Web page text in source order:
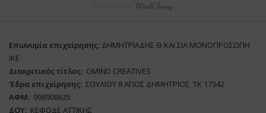
Επωνυμία επιχείρησης: ΔΗΜΗΤΡΙΑΔΗΣ Θ ΚΑΙ ΣΙΑ ΜΟΝΟΠΡΟΣΩΠΗ
ΙΚΕ
Διακριτικός τίτλος: ΟΜΙΝD CREATIVES
‘Eδρα επιχείρησης: ΣΟΥΛΙΟΥ 8 ΑΓΙΟΣ ΔΗΜΗΤΡΙΟΣ ΤΚ 17342
ΑΦΜ: 998908635
ΔΟΥ: ΚΕΦΟΔΕ ΑΤΤΙΚΗΣ